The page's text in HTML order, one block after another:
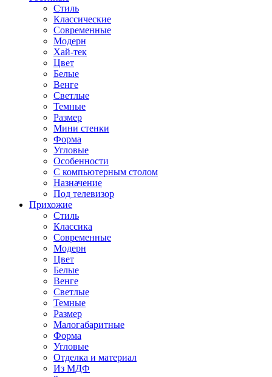
Стиль
Классические
Современные
Модерн
Хай-тек
Цвет
Белые
Венге
Светлые
Темные
Размер
Мини стенки
Форма
Угловые
Особенности
С компьютерным столом
Назначение
Под телевизор
Прихожие
Стиль
Классика
Современные
Модерн
Цвет
Белые
Венге
Светлые
Темные
Размер
Малогабаритные
Форма
Угловые
Отделка и материал
Из МДФ